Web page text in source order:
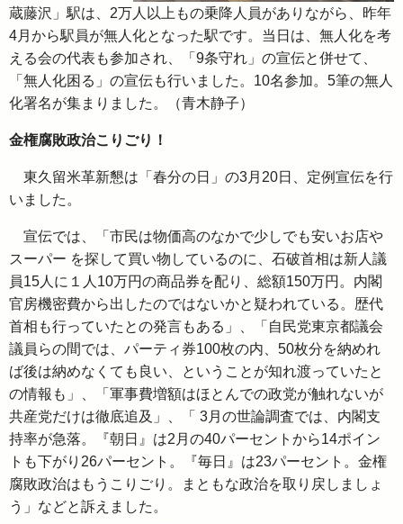
蔵藤沢」駅は、2万人以上もの乗降人員がありながら、昨年
4月から駅員が無人化となった駅です。当日は、無人化を考
える会の代表も参加され、「9条守れ」の宣伝と併せて、
「無人化困る」の宣伝も行いました。10名参加。5筆の無人
化署名が集まりました。（青木静子）
金権腐敗政治こりごり！
東久留米革新懇は「春分の日」の3月20日、定例宣伝を行
いました。
宣伝では、「市民は物価高のなかで少しでも安いお店や
スーパー を探して買い物しているのに、石破首相は新人議
員15人に１人10万円の商品券を配り、総額150万円。内閣
官房機密費から出したのではないかと疑われている。歴代
首相も行っていたとの発言もある」、「自民党東京都議会
議員らの間では、パーティ券100枚の内、50枚分を納めれ
ば後は納めなくても良い、ということが知れ渡っていたと
の情報も」、「軍事費増額はほとんでの政党が触れないが
共産党だけは徹底追及」、「 3月の世論調査では、内閣支
持率が急落。『朝日』は2月の40パーセントから14ポイン
トも下がり26パーセント。『毎日』は23パーセント。金権
腐敗政治はもうこりごり。まともな政治を取り戻しましょ
う」などと訴えました。